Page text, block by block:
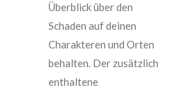
Überblick über den
Schaden auf deinen
Charakteren und Orten
behalten. Der zusätzlich
enthaltene